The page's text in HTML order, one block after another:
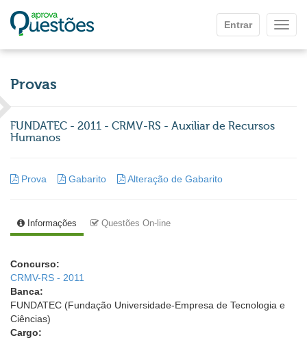
Entrar
Provas
FUNDATEC - 2011 - CRMV-RS - Auxiliar de Recursos
Humanos
Prova Gabarito Alteração de Gabarito
Informações Questões On-line
Concurso:
CRMV-RS - 2011
Banca:
FUNDATEC (Fundação Universidade-Empresa de Tecnologia e
Ciências)
Cargo: